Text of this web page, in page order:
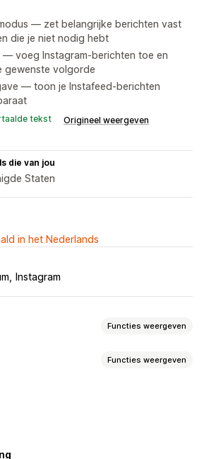
— zet belangrijke berichten vast
die je niet nodig hebt
— voeg Instagram-berichten toe en
gewenste volgorde
— toon je Instafeed-berichten
tekst Origineel weergeven
die van jou
Staten
in het Nederlands
Instagram
Functies weergeven
Functies weergeven
Social links